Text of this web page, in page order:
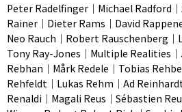
Peter Radelfinger｜Michael Radford
Rainer｜Dieter Rams｜David
Neo Rauch｜Robert Rauschenberg｜
Tony Ray-Jones｜Multiple Realities
Rebhan｜Mårk Redele｜Tobias
Rehfeldt｜Lukas Rehm｜Ad
Renaldi｜Magali Reus｜Sébastien